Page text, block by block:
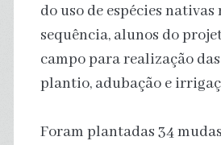
do uso de espécies
sequência, alunos do
campo para realização
plantio, adubação e
Foram plantadas 34